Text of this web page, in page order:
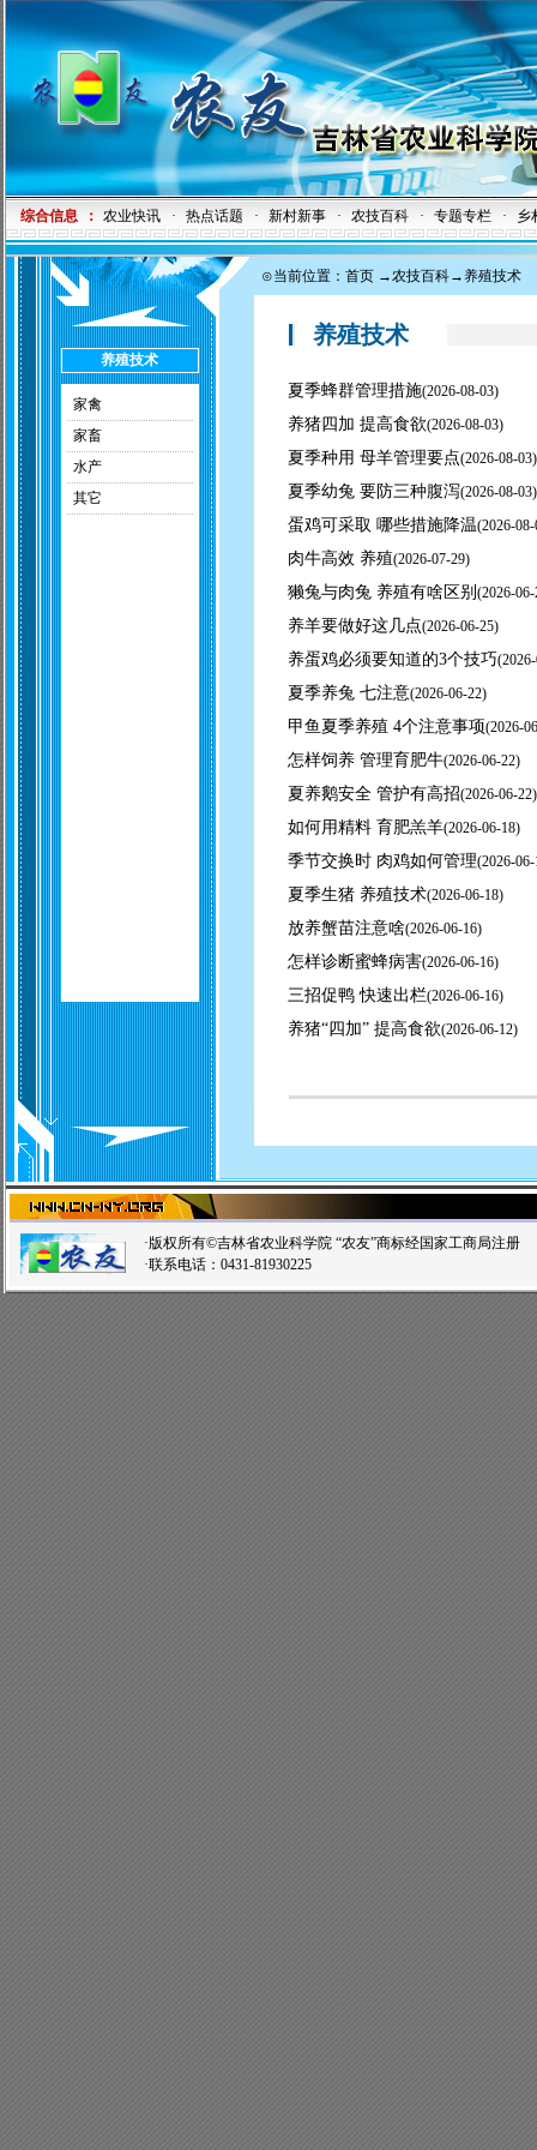
综合信息 ： 农业快讯 · 热点话题 · 新村新事 · 农技百科 · 专题专栏 · 乡
⊙当前位置： 首页→农技百科→养殖技术
养殖技术
夏季蜂群管理措施(2026-08-03)
养猪四加 提高食欲(2026-08-03)
夏季种用 母羊管理要点(2026-08-03)
夏季幼兔 要防三种腹泻(2026-08-03)
蛋鸡可采取 哪些措施降温(2026-08-
肉牛高效 养殖(2026-07-29)
獭兔与肉兔 养殖有啥区别 (2026-06-
养羊要做好这几点(2026-06-25)
养蛋鸡必须要知道的3个技巧(
夏季养兔 七注意(2026-06-22)
甲鱼夏季养殖 4个注意事项(2026-
怎样饲养 管理育肥牛(2026-06-22)
夏养鹅安全 管护有高招(2026-06-22)
如何用精料 育肥羔羊(2026-06-18)
季节交换时 肉鸡如何管理(2026-06-
夏季生猪 养殖技术(2026-06-18)
放养蟹苗注意啥(2026-06-16)
怎样诊断蜜蜂病害(2026-06-16)
三招促鸭 快速出栏(2026-06-16)
养猪“四加” 提高食欲(2026-06-12)
养殖技术
家禽
家畜
水产
其它
·版权所有©吉林省农业科学院 “农友”商标经国家工商局注
·联系电话：0431-81930225